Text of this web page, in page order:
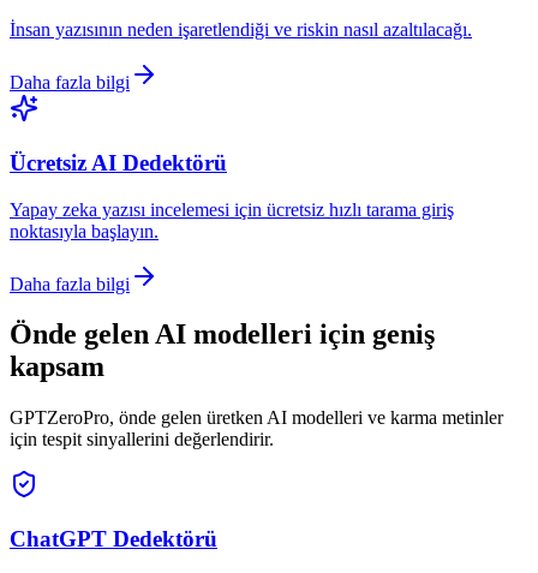
İnsan yazısının neden işaretlendiği ve riskin nasıl azaltılacağı.
Daha fazla bilgi
Ücretsiz AI Dedektörü
Yapay zeka yazısı incelemesi için ücretsiz hızlı tarama giriş
noktasıyla başlayın.
Daha fazla bilgi
Önde gelen AI modelleri için geniş
kapsam
GPTZeroPro, önde gelen üretken AI modelleri ve karma metinler
için tespit sinyallerini değerlendirir.
ChatGPT Dedektörü